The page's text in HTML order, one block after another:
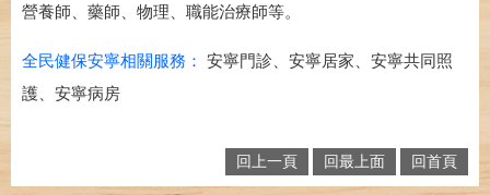
營養師、藥師、物理、職能治療師等。
全民健保安寧相關服務： 安寧門診、安寧居家、安寧共同照
護、安寧病房
回上一頁 回最上面 回首頁